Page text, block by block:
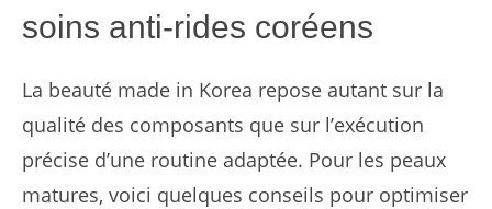
soins anti-rides coréens
La beauté made in Korea repose autant sur la
qualité des composants que sur l’exécution
précise d’une routine adaptée. Pour les peaux
matures, voici quelques conseils pour optimiser